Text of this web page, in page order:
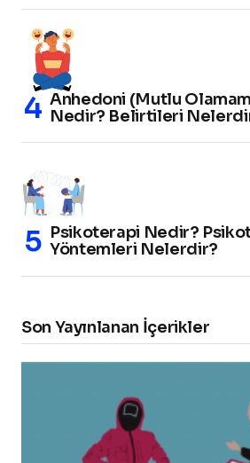
Anhedoni (Mutlu
Nedir? Belirtileri
Psikoterapi Nedir?
Yöntemleri Nelerdir?
Son Yayınlanan İçerikler